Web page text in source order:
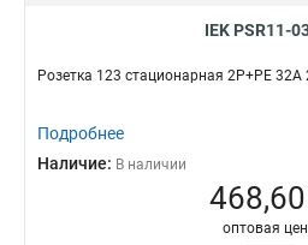
IEK PSR11-
Розетка 123 стационарная 2Р+РЕ
Подробнее
Наличие: В наличии
оптовая